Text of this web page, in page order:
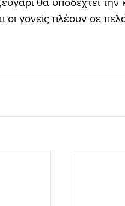
θα υποδεχτεί
οι γονείς πλέουν σε